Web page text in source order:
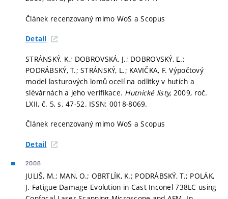
Článek recenzovaný mimo WoS a Scopus
Detail
STRÁNSKÝ, K.; DOBROVSKÁ, J.; DOBROVSKÝ, Ľ.;
PODRÁBSKÝ, T.; STRÁNSKÝ, L.; KAVIČKA, F. Výpočtový
model lasturových lomů ocelí na odlitky v hutích a
slévárnách a jeho verifikace. Hutnické listy, 2009, roč.
LXII, č. 5,s. 47-52. ISSN: 0018-8069.
Článek recenzovaný mimo WoS a Scopus
Detail
2008
JULIŠ, M.; MAN, O.; OBRTLÍK, K.; PODRÁBSKÝ, T.; POLÁK,
J. Fatigue Damage Evolution in Cast Inconel 738LC using